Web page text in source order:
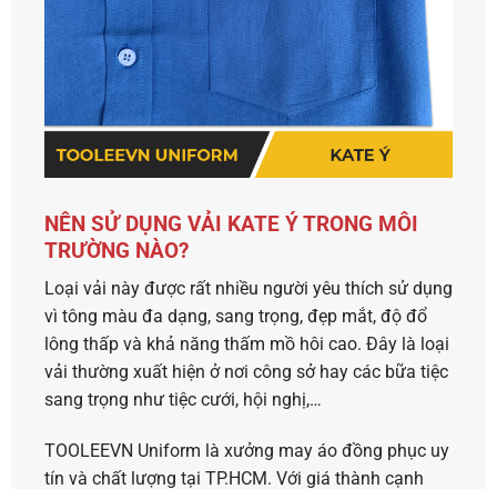
NÊN SỬ DỤNG VẢI KATE Ý TRONG MÔI
TRƯỜNG NÀO?
Loại vải này được rất nhiều người yêu thích sử dụng
vì tông màu đa dạng, sang trọng, đẹp mắt, độ đổ
lông thấp và khả năng thấm mồ hôi cao. Đây là loại
vải thường xuất hiện ở nơi công sở hay các bữa tiệc
sang trọng như tiệc cưới, hội nghị,…
TOOLEEVN Uniform là xưởng may áo đồng phục uy
tín và chất lượng tại TP.HCM. Với giá thành cạnh